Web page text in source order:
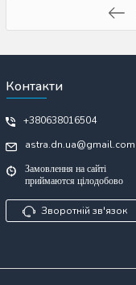
Контакти
+380638016504
astra.dn.ua@gmail.com
Замовлення на сайті
приймаются цілодобово
Зворотній зв'язок